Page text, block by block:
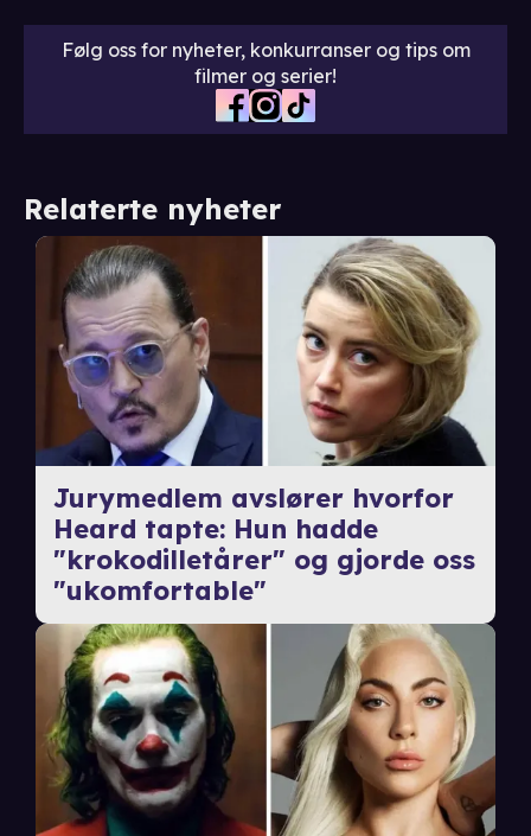
Følg oss for nyheter, konkurranser og tips om
filmer og serier!
Relaterte nyheter
Jurymedlem avslører hvorfor
Heard tapte: Hun hadde
"krokodilletårer" og gjorde oss
"ukomfortable"